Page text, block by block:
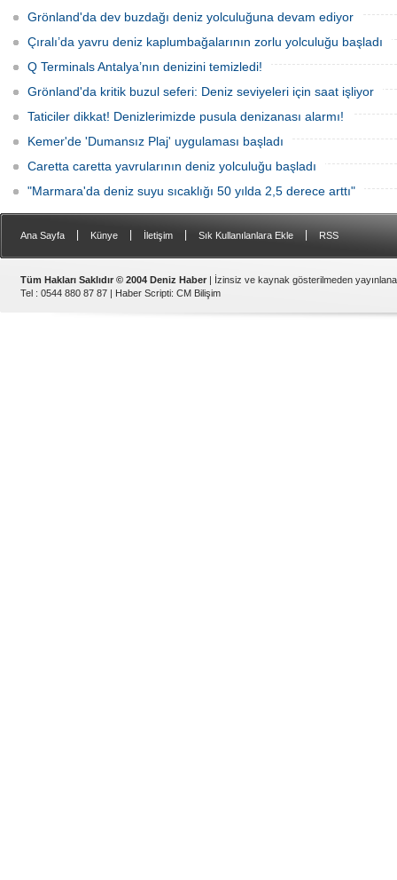
Grönland'da dev buzdağı deniz yolculuğuna devam ediyor
Çıralı’da yavru deniz kaplumbağalarının zorlu yolculuğu başladı
Q Terminals Antalya’nın denizini temizledi!
Grönland'da kritik buzul seferi: Deniz seviyeleri için saat işliyor
Taticiler dikkat! Denizlerimizde pusula denizanası alarmı!
Kemer'de 'Dumansız Plaj' uygulaması başladı
Caretta caretta yavrularının deniz yolculuğu başladı
"Marmara'da deniz suyu sıcaklığı 50 yılda 2,5 derece arttı"
Ana Sayfa Künye İletişim Sık Kullanılanlara Ekle RSS
Tüm Hakları Saklıdır © 2004 Deniz Haber | İzinsiz ve kaynak gösterilmeden
Tel : 0544 880 87 87 | Haber Scripti: CM Bilişim